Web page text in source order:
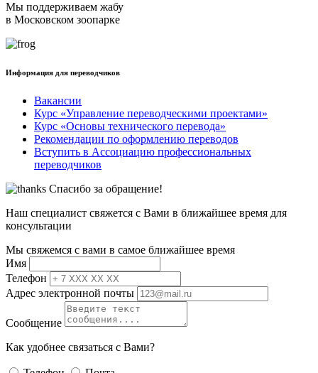
Мы поддерживаем жабу
в Московском зоопарке
Информация для переводчиков
Вакансии
Курс «Управление переводческими проектами»
Курс «Основы технического перевода»
Рекомендации по оформлению переводов
Вступить в Ассоциацию профессиональных
переводчиков
Спасибо за обращение!
Наш специалист свяжется с Вами в ближайшее время для
консультации
Мы свяжемся с вами в самое ближайшее время
Имя
Телефон
Адрес электронной почты
Сообщение
Как удобнее связаться с Вами?